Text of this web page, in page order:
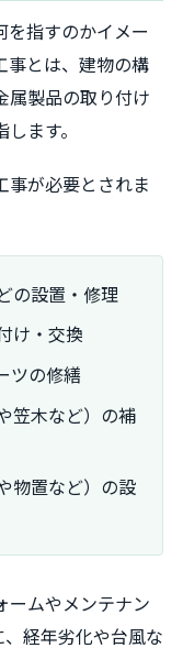
を指すのかイメー
事とは、建物の構
属製品の取り付け
ます。
事が必要とされま
の設置・修理
け・交換
ツの修繕
笠木など）の補
物置など）の設
ームやメンテナン
経年劣化や台風な